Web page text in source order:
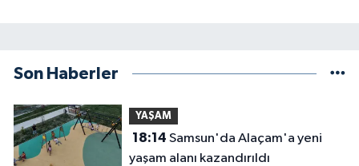
Son Haberler
YAŞAM
18:14
yaşam alanı kazandırıldı